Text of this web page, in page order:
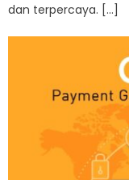
dan terpercaya. […]